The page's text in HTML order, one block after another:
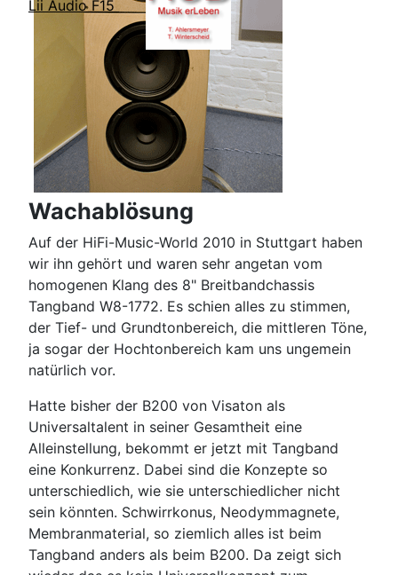
Lii Audio F15
Wachablösung
Auf der HiFi-Music-World 2010 in Stuttgart haben
wir ihn gehört und waren sehr angetan vom
homogenen Klang des 8" Breitbandchassis
Tangband W8-1772. Es schien alles zu stimmen,
der Tief- und Grundtonbereich, die mittleren Töne,
ja sogar der Hochtonbereich kam uns ungemein
natürlich vor.
Hatte bisher der B200 von Visaton als
Universaltalent in seiner Gesamtheit eine
Alleinstellung, bekommt er jetzt mit Tangband
eine Konkurrenz. Dabei sind die Konzepte so
unterschiedlich, wie sie unterschiedlicher nicht
sein könnten. Schwirrkonus, Neodymmagnete,
Membranmaterial, so ziemlich alles ist beim
Tangband anders als beim B200. Da zeigt sich